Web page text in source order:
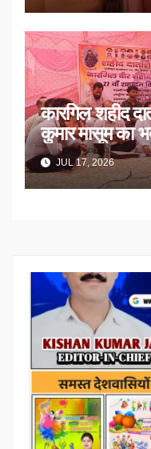
कारगिल शहीद
कुमार मासूम का
का सम्मान
JUL 17, 2026